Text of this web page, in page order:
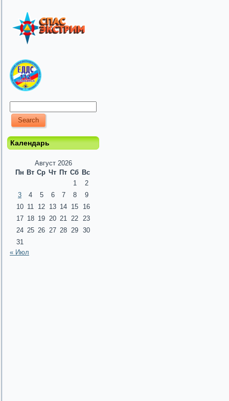
Календарь
Август 2026
Пн Вт Ср Чт Пт Сб Вс
1
2
3
4 5 6 7 8
9
10 11 12 13 14 15
16
17 18 19 20 21 22
23
24 25 26 27 28 29 30
31
« Июл